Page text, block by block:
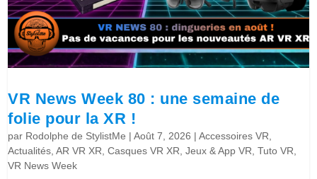
VR News Week 80 : une semaine de
folie pour la XR !
par Rodolphe de StylistMe |Août 7, 2026 |Accessoires VR,
Actualités,AR VR XR,Casques VR XR,Jeux & App VR,Tuto VR,
VR News Week